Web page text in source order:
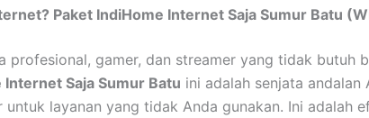
Paket IndiHome Internet Saja Sumur Batu
profesional, gamer, dan streamer yang tidak butuh
Internet Saja Sumur Batu ini adalah senjata
untuk layanan yang tidak Anda gunakan. Ini adalah